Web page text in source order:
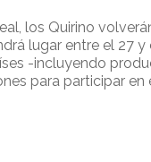
los Quirino
lugar entre el 27
-incluyendo
para participar